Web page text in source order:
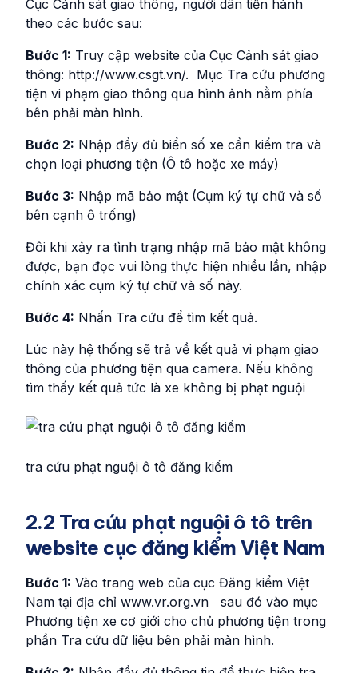
Cục Cảnh sát giao thông, người dân tiến hành
theo các bước sau:
Bước 1: Truy cập website của Cục Cảnh sát giao
thông: http://www.csgt.vn/. Mục Tra cứu phương
tiện vi phạm giao thông qua hình ảnh nằm phía
bên phải màn hình.
Bước 2: Nhập đầy đủ biển số xe cần kiểm tra và
chọn loại phương tiện (Ô tô hoặc xe máy)
Bước 3: Nhập mã bảo mật (Cụm ký tự chữ và số
bên cạnh ô trống)
Đôi khi xảy ra tình trạng nhập mã bảo mật không
được, bạn đọc vui lòng thực hiện nhiều lần, nhập
chính xác cụm ký tự chữ và số này.
Bước 4: Nhấn Tra cứu để tìm kết quả.
Lúc này hệ thống sẽ trả về kết quả vi phạm giao
thông của phương tiện qua camera. Nếu không
tìm thấy kết quả tức là xe không bị phạt nguội
tra cứu phạt nguội ô tô đăng kiểm
2.2 Tra cứu phạt nguội ô tô trên
website cục đăng kiểm Việt Nam
Bước 1: Vào trang web của cục Đăng kiểm Việt
Nam tại địa chỉ www.vr.org.vn sau đó vào mục
Phương tiện xe cơ giới cho chủ phương tiện trong
phần Tra cứu dữ liệu bên phải màn hình.